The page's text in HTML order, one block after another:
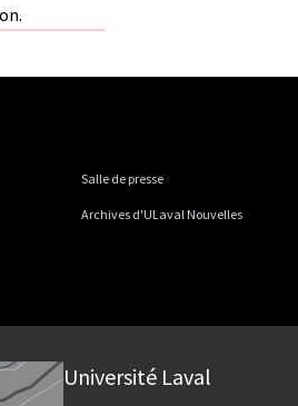
Salle de presse
Archives d'ULaval Nouvelles
Université Laval